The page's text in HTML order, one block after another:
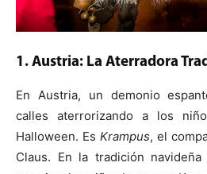
1. Austria: La Aterradora
En Austria, un demonio
calles aterrorizando a los
Halloween. Es Krampus, el
Claus. En la tradición navideña